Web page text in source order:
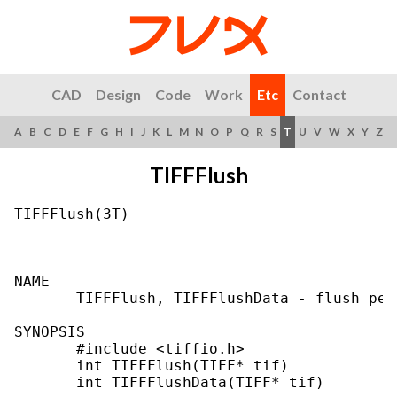
CAD Design Code Work Etc Contact
A B C D E F G H I J K L M N O P Q R S T U V W X Y Z
TIFFFlush
TIFFFlush(3T)
NAME
TIFFFlush, TIFFFlushData - flush
SYNOPSIS
       #include <tiffio.h>
       int TIFFFlush(TIFF* tif)
       int TIFFFlushData(TIFF* tif)